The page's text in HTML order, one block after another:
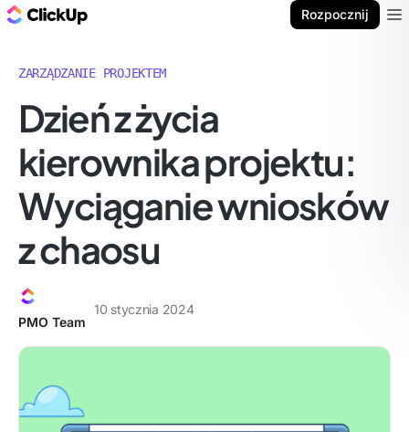
Rozpocznij
ZARZĄDZANIE PROJEKTEM
Dzień z życia
kierownika projektu:
Wyciąganie wniosków
z chaosu
PMO Team
10 stycznia 2024